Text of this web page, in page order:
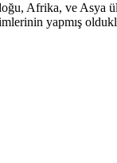
Afrika, ve Asya
yapmış